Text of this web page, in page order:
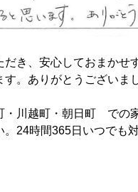
き、安心しておまかせ
。ありがとうございま
・川越町・朝日町 での
24時間365日いつでも